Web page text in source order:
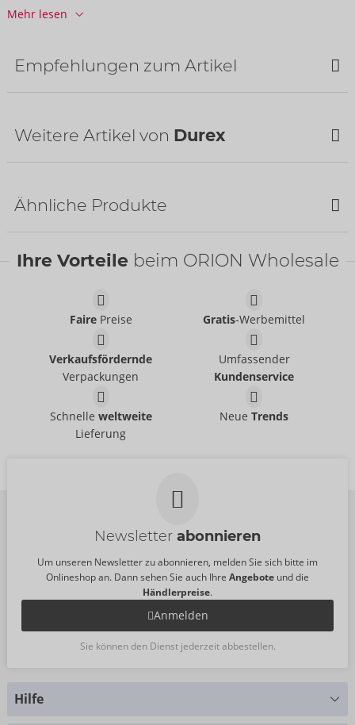
Herkunftsland:
Mehr lesen
Empfehlungen zum Artikel
Gefühlsecht Classic
7,49 €
Weitere Artikel von Durex
Intensity Extra Feucht
04171900000
8 Stück
04170760000
13,99 €
Ähnliche Produkte
Gefühlsecht Classic
04115740000
Intense Orgasmic
Ihre Vorteile beim ORION Wholesale
FairePreise Gratis-Werbemittel
Verkaufsfördernde
Verpackungen
Umfassender
Kundenservice
Schnelle weltweite
Lieferung
NeueTrends
Newsletter abonnieren
Um unseren Newsletter zu abonnieren, melden Sie sich bitte im
Onlineshop an. Dann sehen Sie auch Ihre Angebote und die
Händlerpreise.
Anmelden
Sie können den Dienst jederzeit abbestellen.
Hilfe